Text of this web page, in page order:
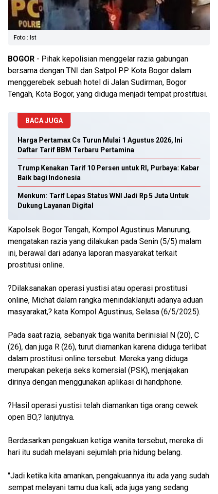
Foto : Ist
BOGOR - Pihak kepolisian menggelar razia gabungan
bersama dengan TNI dan Satpol PP Kota Bogor dalam
menggerebek sebuah hotel di Jalan Sudirman, Bogor
Tengah, Kota Bogor, yang diduga menjadi tempat prostitusi.
BACA JUGA
Harga Pertamax Cs Turun Mulai 1 Agustus 2026, Ini
Daftar Tarif BBM Terbaru Pertamina
Trump Kenakan Tarif 10 Persen untuk RI, Purbaya: Kabar
Baik bagi Indonesia
Menkum: Tarif Lepas Status WNI Jadi Rp 5 Juta Untuk
Dukung Layanan Digital
Kapolsek Bogor Tengah, Kompol Agustinus Manurung,
mengatakan razia yang dilakukan pada Senin (5/5) malam
ini, berawal dari adanya laporan masyarakat terkait
prostitusi online.
?Dilaksanakan operasi yustisi atau operasi prostitusi
online, Michat dalam rangka menindaklanjuti adanya aduan
masyarakat,? kata Kompol Agustinus, Selasa (6/5/2025).
Pada saat razia, sebanyak tiga wanita berinisial N (20), C
(26), dan juga R (26), turut diamankan karena diduga terlibat
dalam prostitusi online tersebut. Mereka yang diduga
merupakan pekerja seks komersial (PSK), menjajakan
dirinya dengan menggunakan aplikasi di handphone.
?Hasil operasi yustisi telah diamankan tiga orang cewek
open BO,? lanjutnya.
Berdasarkan pengakuan ketiga wanita tersebut, mereka di
hari itu sudah melayani sejumlah pria hidung belang.
"Jadi ketika kita amankan, pengakuannya itu ada yang sudah
sempat melayani tamu dua kali, ada juga yang sedang